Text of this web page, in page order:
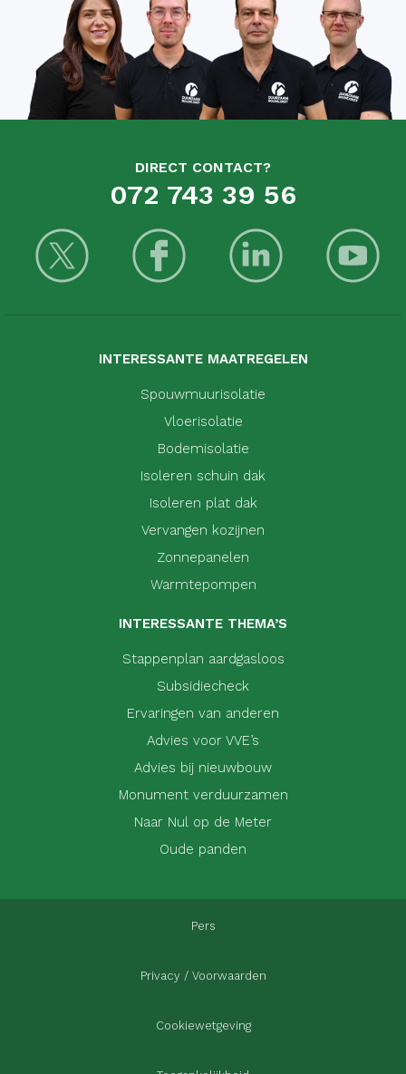
DIRECT CONTACT?
072 743 39 56
INTERESSANTE MAATREGELEN
Spouwmuurisolatie
Vloerisolatie
Bodemisolatie
Isoleren schuin dak
Isoleren plat dak
Vervangen kozijnen
Zonnepanelen
Warmtepompen
INTERESSANTE THEMA’S
Stappenplan aardgasloos
Subsidiecheck
Ervaringen van anderen
Advies voor VVE’s
Advies bij nieuwbouw
Monument verduurzamen
Naar Nul op de Meter
Oude panden
Pers
Privacy / Voorwaarden
Cookiewetgeving